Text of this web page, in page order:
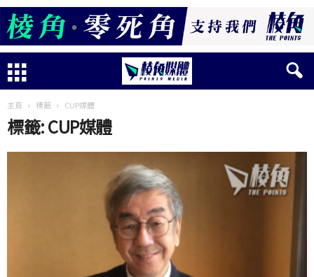
主頁 標籤 CUP媒體
標籤: CUP媒體